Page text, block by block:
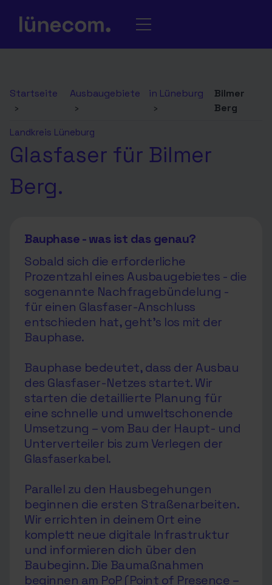
Startseite
›
Ausbaugebiete
›
in Lüneburg
›
Bilmer
Berg
Landkreis Lüneburg
Glasfaser für Bilmer
Berg.
Bauphase - was ist das genau?
Sobald sich die erforderliche
Prozentzahl eines Ausbaugebietes - die
sogenannte Nachfragebündelung -
für einen Glasfaser-Anschluss
entschieden hat, geht’s los mit der
Bauphase.
Bauphase bedeutet, dass der Ausbau
des Glasfaser-Netzes startet. Wir
starten die detaillierte Planung für
eine schnelle und umweltschonende
Umsetzung – vom Bau der Haupt- und
Unterverteiler bis zum Verlegen der
Glasfaserkabel.
Parallel zu den Hausbegehungen
beginnen die ersten Straßenarbeiten.
Wir errichten in deinem Ort eine
komplett neue digitale Infrastruktur
und informieren dich über den
Baubeginn. Die Baumaßnahmen
beginnen am PoP (Point of Presence –